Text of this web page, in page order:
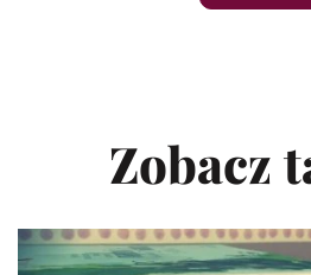
Zobacz